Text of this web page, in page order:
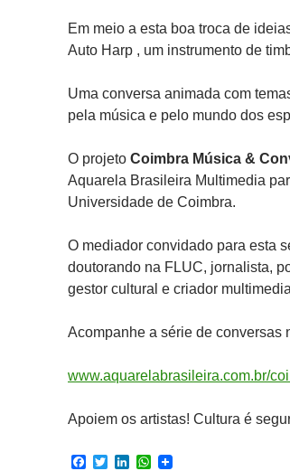
Em meio a esta boa troca de
Auto Harp , um instrumento de
Uma conversa animada com
pela música e pelo mundo dos
O projeto Coimbra Música &
Aquarela Brasileira Multimedia
Universidade de Coimbra.
O mediador convidado para esta
doutorando na FLUC, jornalista,
gestor cultural e criador
Acompanhe a série de conversas
www.aquarelabrasileira.com.br/
Apoiem os artistas! Cultura é
F
T
L
W